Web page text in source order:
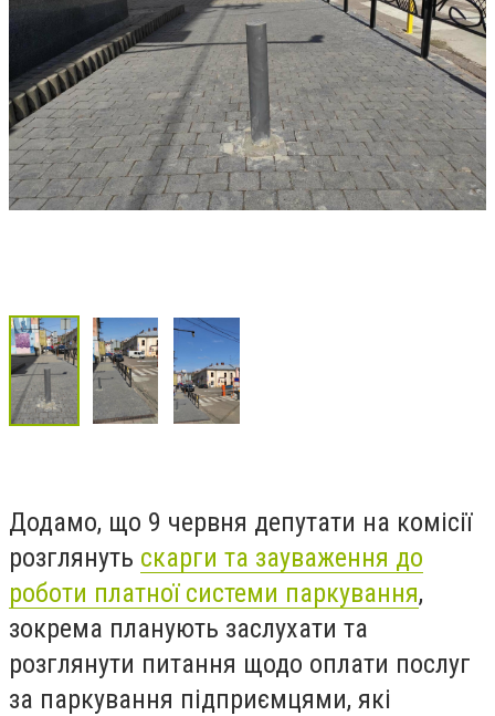
Додамо, що 9 червня депутати на комісії
розглянуть скарги та зауваження до
роботи платної системи паркування,
зокрема планують заслухати та
розглянути питання щодо оплати послуг
за паркування підприємцями, які